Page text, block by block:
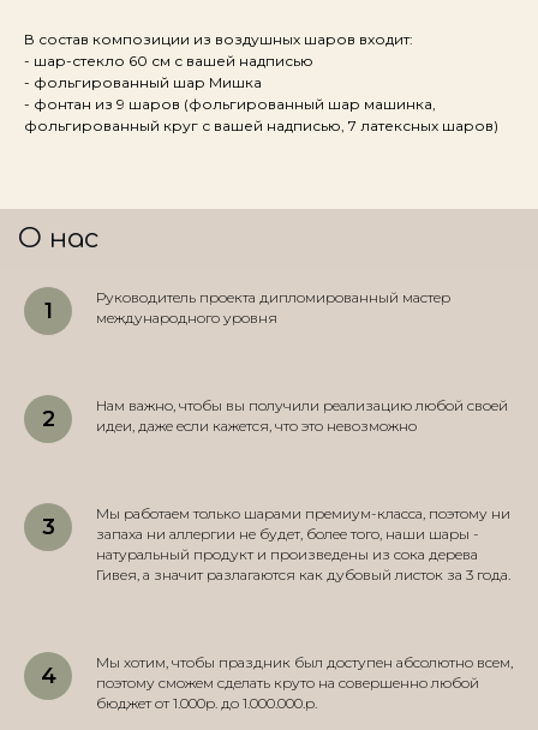
В состав композиции из воздушных шаров входит:
- шар-стекло 60 см с вашей надписью
- фольгированный шар Мишка
- фонтан из 9 шаров (фольгированный шар машинка,
фольгированный круг с вашей надписью, 7 латексных шаров)
О нас
Руководитель проекта дипломированный мастер
международного уровня
Нам важно, чтобы вы получили реализацию любой своей
идеи, даже если кажется, что это невозможно
Мы работаем только шарами премиум-класса, поэтому ни
запаха ни аллергии не будет, более того, наши шары -
натуральный продукт и произведены из сока дерева
Гивея, а значит разлагаются как дубовый листок за 3 года.
Мы хотим, чтобы праздник был доступен абсолютно всем,
поэтому сможем сделать круто на совершенно любой
бюджет от 1.000р. до 1.000.000.р.